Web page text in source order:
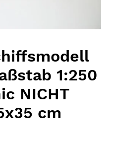
1:250
NICHT
cm